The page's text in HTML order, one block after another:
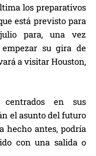
los preparativos
está previsto para
para, una vez
su gira de
a visitar Houston,
en sus
el asunto del futuro
hecho antes, podría
con una salida o